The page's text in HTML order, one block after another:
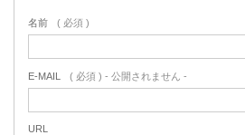
名前 ( 必須 )
E-MAIL ( 必須 ) - 公開されません -
URL